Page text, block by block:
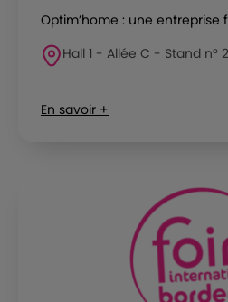
Optim’home : une entreprise
Hall 1 - Allée C - Stand n°
En savoir +